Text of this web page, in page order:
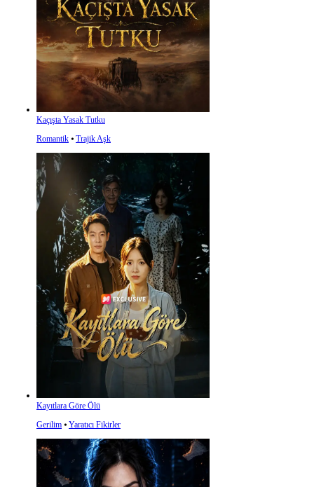
Kaçışta Yasak Tutku
Romantik ⦁ Trajik Aşk
Kayıtlara Göre Ölü
Gerilim ⦁ Yaratıcı Fikirler